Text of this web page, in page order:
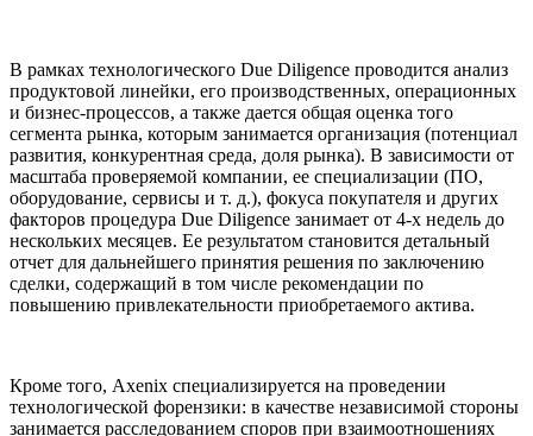
В рамках технологического Due Diligence проводится анализ
продуктовой линейки, его производственных, операционных
и бизнес-процессов, а также дается общая оценка того
сегмента рынка, которым занимается организация (потенциал
развития, конкурентная среда, доля рынка). В зависимости от
масштаба проверяемой компании, ее специализации (ПО,
оборудование, сервисы и т. д.), фокуса покупателя и других
факторов процедура Due Diligence занимает от 4-х недель до
нескольких месяцев. Ее результатом становится детальный
отчет для дальнейшего принятия решения по заключению
сделки, содержащий в том числе рекомендации по
повышению привлекательности приобретаемого актива.
Кроме того, Axenix специализируется на проведении
технологической форензики: в качестве независимой стороны
занимается расследованием споров при взаимоотношениях